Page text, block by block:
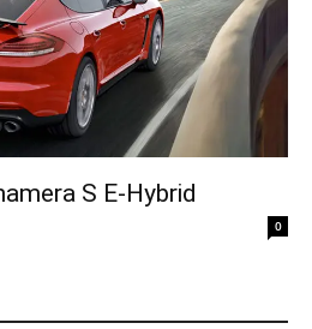
S E-Hybrid
0